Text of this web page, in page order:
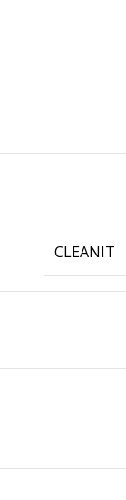
CLEANIT